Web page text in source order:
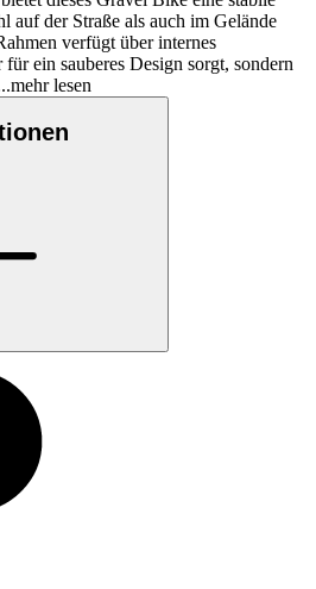
auf der Straße als auch im Gelände
verfügt über internes
ein sauberes Design sorgt, sondern
lesen